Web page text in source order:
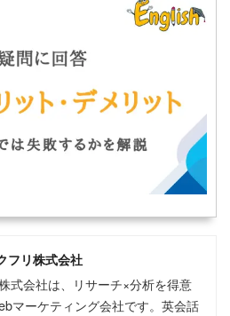
フリ株式会社
式会社は、リサーチ×分析を得意
マーケティング会社です。英会話